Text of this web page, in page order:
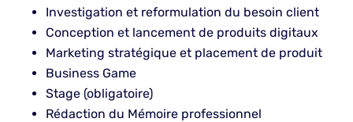
Investigation et reformulation du besoin client
Conception et lancement de produits digitaux
Marketing stratégique et placement de produit
Business Game
Stage (obligatoire)
Rédaction du Mémoire professionnel